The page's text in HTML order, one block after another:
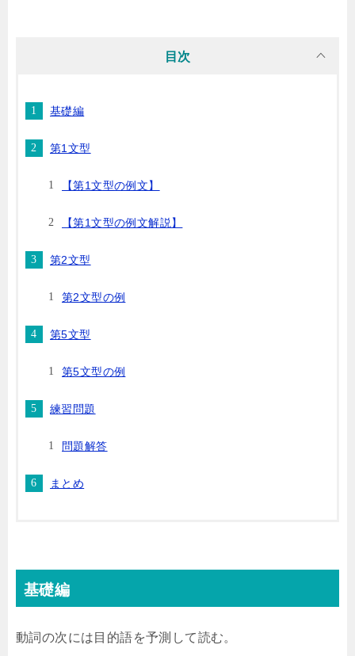
目次
基礎編
第1文型
【第1文型の例文】
【第1文型の例文解説】
第2文型
第2文型の例
第5文型
第5文型の例
練習問題
問題解答
まとめ
基礎編
動詞の次には目的語を予測して読む。